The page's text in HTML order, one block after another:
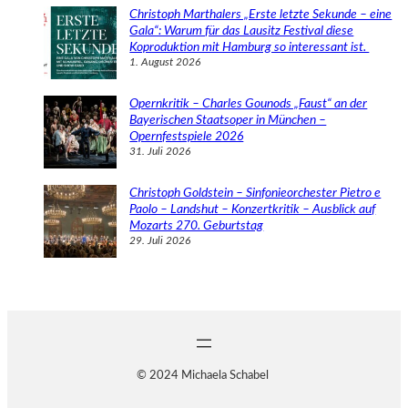
Christoph Marthalers „Erste letzte Sekunde – eine
Gala“: Warum für das Lausitz Festival diese
Koproduktion mit Hamburg so interessant ist.
1. August 2026
Opernkritik – Charles Gounods „Faust“ an der
Bayerischen Staatsoper in München –
Opernfestspiele 2026
31. Juli 2026
Christoph Goldstein – Sinfonieorchester Pietro e
Paolo – Landshut – Konzertkritik – Ausblick auf
Mozarts 270. Geburtstag
29. Juli 2026
© 2024 Michaela Schabel